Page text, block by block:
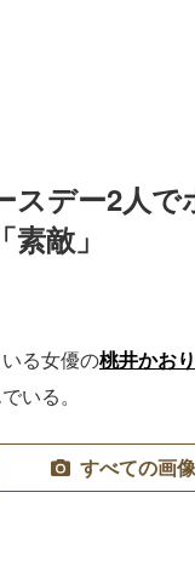
スデー2人
敵」
る女優の桃井かおり
いる。
すべての画